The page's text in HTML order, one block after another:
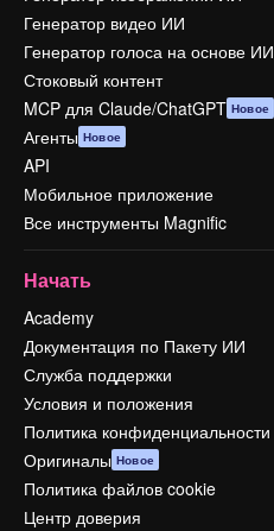
Генератор видео ИИ
Генератор голоса на основе ИИ
Стоковый контент
MCP для Claude/ChatGPT Новое
Агенты Новое
API
Мобильное приложение
Все инструменты Magnific
Начать
Academy
Документация по Пакету ИИ
Служба поддержки
Условия и положения
Политика конфиденциальности
Оригиналы Новое
Политика файлов cookie
Центр доверия